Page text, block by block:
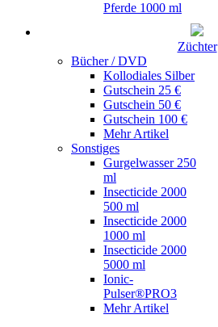
Pferde 1000 ml
Züchter
Bücher / DVD
Kollodiales Silber
Gutschein 25 €
Gutschein 50 €
Gutschein 100 €
Mehr Artikel
Sonstiges
Gurgelwasser 250
ml
Insecticide 2000
500 ml
Insecticide 2000
1000 ml
Insecticide 2000
5000 ml
Ionic-
Pulser®PRO3
Mehr Artikel